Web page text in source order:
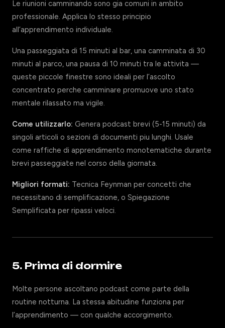
Le riunioni camminando sono gia comuni in ambito
professionale. Applica lo stesso principio
all’apprendimento individuale.
Una passeggiata di 15 minuti al bar, una camminata di 30
minuti al parco, una pausa di 10 minuti tra le attivita —
queste piccole finestre sono ideali per l’ascolto
concentrato perche camminare promuove uno stato
mentale rilassato ma vigile.
Come utilizzarlo: Genera podcast brevi (5-15 minuti) da
singoli articoli o sezioni di documenti piu lunghi. Usale
come raffiche di apprendimento monotematiche durante
brevi passeggiate nel corso della giornata.
Migliori formati: Tecnica Feynman per concetti che
necessitano di semplificazione, o Spiegazione
Semplificata per ripassi veloci.
5. Prima di dormire
Molte persone ascoltano podcast come parte della
routine notturna. La stessa abitudine funziona per
l’apprendimento — con qualche accorgimento.